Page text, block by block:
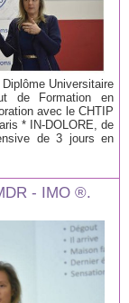
Universitaire
de Formation en
avec le CHTIP
* IN-DOLORE, de
de 3 jours en
- IMO ®.